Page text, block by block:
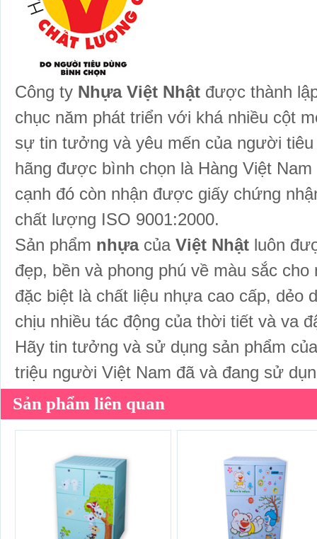
Công ty Nhựa Việt Nhật được thành
chục năm phát triển với khá nhiều cột
sự tin tưởng và yêu mến của người tiêu
hãng được bình chọn là Hàng Việt
cạnh đó còn nhận được giấy chứng
chất lượng ISO 9001:2000.
Sản phẩm nhựacủa Việt Nhật luôn
đẹp, bền và phong phú về màu sắc
đặc biệt là chất liệu nhựa cao cấp, dẻo
chịu nhiều tác động của thời tiết và va
Hãy tin tưởng và sử dụng sản phẩm
triệu người Việt Nam đã và đang sử
Sản phẩm liên quan